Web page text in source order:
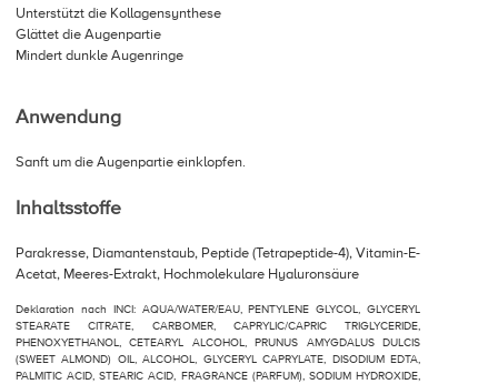
Unterstützt die Kollagensynthese
Glättet die Augenpartie
Mindert dunkle Augenringe
Anwendung
Sanft um die Augenpartie einklopfen.
Inhaltsstoffe
Parakresse, Diamantenstaub, Peptide (Tetrapeptide-4), Vitamin-E-
Acetat, Meeres-Extrakt, Hochmolekulare Hyaluronsäure
Deklaration nach INCI: AQUA/WATER/EAU, PENTYLENE GLYCOL, GLYCERYL
STEARATE CITRATE, CARBOMER, CAPRYLIC/CAPRIC TRIGLYCERIDE,
PHENOXYETHANOL, CETEARYL ALCOHOL, PRUNUS AMYGDALUS DULCIS
(SWEET ALMOND) OIL, ALCOHOL, GLYCERYL CAPRYLATE, DISODIUM EDTA,
PALMITIC ACID, STEARIC ACID, FRAGRANCE (PARFUM), SODIUM HYDROXIDE,